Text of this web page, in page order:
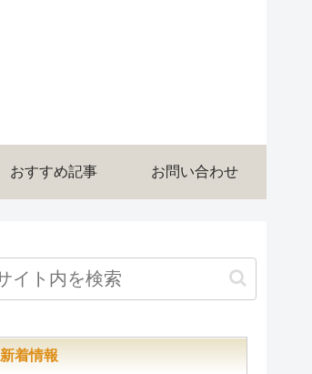
おすすめ記事 お問い合わせ
新着情報